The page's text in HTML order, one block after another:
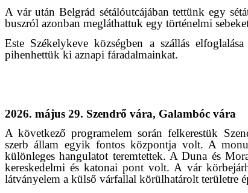
A vár után Belgrád sétálóutcájában tettünk egy
buszról azonban megláthattuk egy történelmi
Este Székelykeve községben a szállás
pihenhettük ki aznapi fáradalmainkat.
2026. május 29. Szendrő vára, Galambóc vára
A következő programelem során felkerestük
szerb állam egyik fontos központja volt. A
különleges hangulatot teremtettek. A Duna és
kereskedelmi és katonai pont volt. A vár
látványelem a külső várfallal körülhatárolt területre